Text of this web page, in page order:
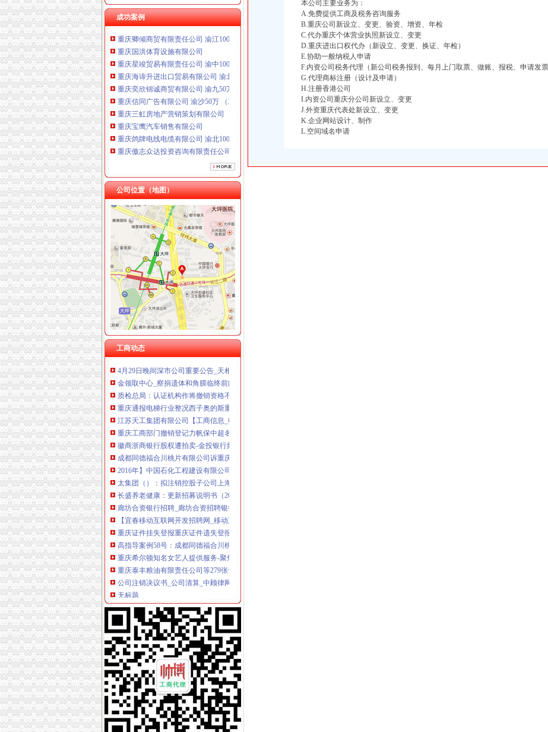
成功案例
重庆傲志众达投资咨询有限责任公司 渝九1000万 （增资）
重庆臣夫商贸有限公司 （执照专让）
重庆国洪体育设施有限公司
重庆星竣贸易有限责任公司 渝中100万 （进出口权）
重庆海谛升进出口贸易有限公司 渝北100万 （进出口权）
重庆奕欣锦诚商贸有限公司 渝九50万 （工商注册）
重庆信同广告有限公司 渝沙50万 （工商注册）
重庆三虹房地产营销策划有限公司
重庆宝鹰汽车销售有限公司
重庆鸽牌电线电缆有限公司 渝北10010万 (进出口权)
重庆傲志众达投资咨询有限责任公司 渝九1000万 （增资）
重庆臣夫商贸有限公司 （执照专让）
重庆卿倾商贸有限责任公司 渝江100万 （工商注册）
重庆国洪体育设施有限公司
重庆星竣贸易有限责任公司 渝中100万 （进出口权）
重庆海谛升进出口贸易有限公司 渝北100万 （进出口权）
重庆奕欣锦诚商贸有限公司 渝九50万 （工商注册）
重庆信同广告有限公司 渝沙50万 （工商注册）
重庆三虹房地产营销策划有限公司
重庆宝鹰汽车销售有限公司
公司位置（地图）
工商动态
重庆注销分公司
西安公司注销_外资公司注销_外资公司注册流程及费用_欣雅财务
骄王股份关于注销全资子公司的公告_公司公告_新三板市场_中金在线
重庆市食品品监督管理局永川区分局2017年度《食品流通许可证》
遗失登报,声明登报,公告登报寻人寻物启事登报,清算公告登报-【
并听说我司北京总部及其部分分公司仍然保留的况下,有可能重庆
重庆市工商管理局关于开展企业简易注销改革试点的通知_税屋网
重庆公布电梯维保企业“名单”17家被注销资质_国内新闻_大众网
四川凯普顿信息技术股份有限公司【工商信息_电话地址_注册信息_信
天津为生猪养殖户参保猪价过低可理赔-中投顾问|中国投资咨询网
公司注销成立新公司重签合同员工起诉获赔偿-重庆沙坪坝区郭田律师
供水供气版块_新股票新闻资讯_户大家庭
国家质量监督检验检疫总局《关于注销重庆兰珂日化有限公司等企业工
摩丝国际娱乐城佣金_摩丝国际娱乐城佣金怎么做干果—佰佰安全网vita
金领取中心_察捐遗体和角膜临终前问取角膜的人来了吗百家号
质检总局：认证机构作将撤销资格不得从事咨询_中国食品_食品资
重庆通报电梯行业整况西子奥的斯重庆分公司被列入“名单”-
江苏天工集团有限公司【工商信息_电话地址_注册信息_信用信息_财务
重庆工商部门撤销登记力帆保中超名额几成定局-体育-舜网新闻
徽商浙商银行股权遭拍卖-金投银行频道-金投网
成都同德福合川桃片有限公司诉重庆市合川区同德福桃片有限公司、
2016年】中国石化工程建设有限公司重庆石油分公司分析化验室家具及
太集团（）：拟注销控股子公司上海太重庆太实
长盛养老健康：更新招募说明书（2016年12月）
廊坊合资银行招聘_廊坊合资招聘银行信息_求职找工作-廊坊智联招聘
【宜春移动互联网开发招聘网_移动互联网开发招聘信息】-宜春智联
重庆证件挂失登报重庆证件遗失登报重庆证件丢失登报公司注销公
高指导案例58号：成都同德福合川桃片有限公司诉重庆市
重庆希尔顿知名女艺人提供服务-聚焦-铁社区
重庆泰丰粮油有限责任公司等279张食品生产许可证被注销_头条新闻网
公司注销决议书_公司清算_中顾律网
无标题
重庆市工商管理局公众信息网
注销分公司的决议应该怎么写？_商业文书_报告_天涯问答_天涯社区
朝注销公司注销税务时工商有异常税务有罚款怎么办-91股票网
中国数据商城网提供大中型苏州企业页,包括苏州国有企业、民营企
重庆市沙坪坝区烟草专卖局2017年10月许可证注销信息公示（1）-重
重庆市万州区华龙食品有限公司等27家企业食品生产许可证被注销_头
《公司任书》_优秀范文十篇
重庆市协同有限公司协同庄十六店申请注销《品经营许可证》
重庆：十个意抢注知名企业域名被判定注销_中国经济网——国
一步发网|重庆企业转让|重庆执照转让|重庆公司注册代理
简易注销！让注销公司流程不再复杂—多有米
本公司主要业务为：
A.免费提供工商及税务咨询服务
B.重庆公司新设立、变更、验资、增资、年检
C.代办重庆个体营业执照新设立、变更
D.重庆进出口权代办（新设立、变更、换证、年检）
E.协助一般纳税人申请
F.内资公司税务代理（新公司税务报到、每月上门取票、做账、报税、申请发票
G.代理商标注册（设计及申请）
H.注册香港公司
I.内资公司重庆分公司新设立、变更
J.外资重庆代表处新设立、变更
K.企业网站设计、制作
L.空间域名申请